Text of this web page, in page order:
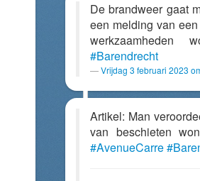
De brandweer gaat
een melding van
werkzaamheden
#Barendrecht
Vrijdag 3 februari 2023
Artikel: Man
van beschieten
#AvenueCarre